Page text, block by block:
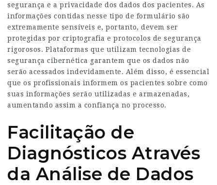
segurança e a privacidade dos dados dos pacientes. As
informações contidas nesse tipo de formulário são
extremamente sensíveis e, portanto, devem ser
protegidas por criptografia e protocolos de segurança
rigorosos. Plataformas que utilizam tecnologias de
segurança cibernética garantem que os dados não
serão acessados indevidamente. Além disso, é essencial
que os profissionais informem os pacientes sobre como
suas informações serão utilizadas e armazenadas,
aumentando assim a confiança no processo.
Facilitação de
Diagnósticos Através
da Análise de Dados